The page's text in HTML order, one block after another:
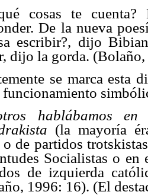
cosas te
De la nueva
escribir?, dijo
dijo la gorda.
se marca esta
hablábamos
(la mayoría
de partidos
Socialistas o
de izquierda
1996: 16). (El